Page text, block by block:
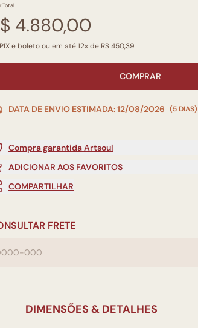
Total
4.880,00
e boleto ou em até 12x de R$ 450,39
COMPRAR
DATA DE ENVIO ESTIMADA: 12/08/2026 (5 DIAS)
Compra garantida Artsoul
ADICIONAR AOS FAVORITOS
COMPARTILHAR
FRETE
DIMENSÕES & DETALHES